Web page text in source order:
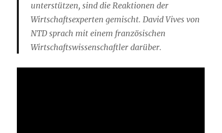
unterstützen, sind die Reaktionen der
Wirtschaftsexperten gemischt. David Vives von
NTD sprach mit einem französischen
Wirtschaftswissenschaftler darüber.